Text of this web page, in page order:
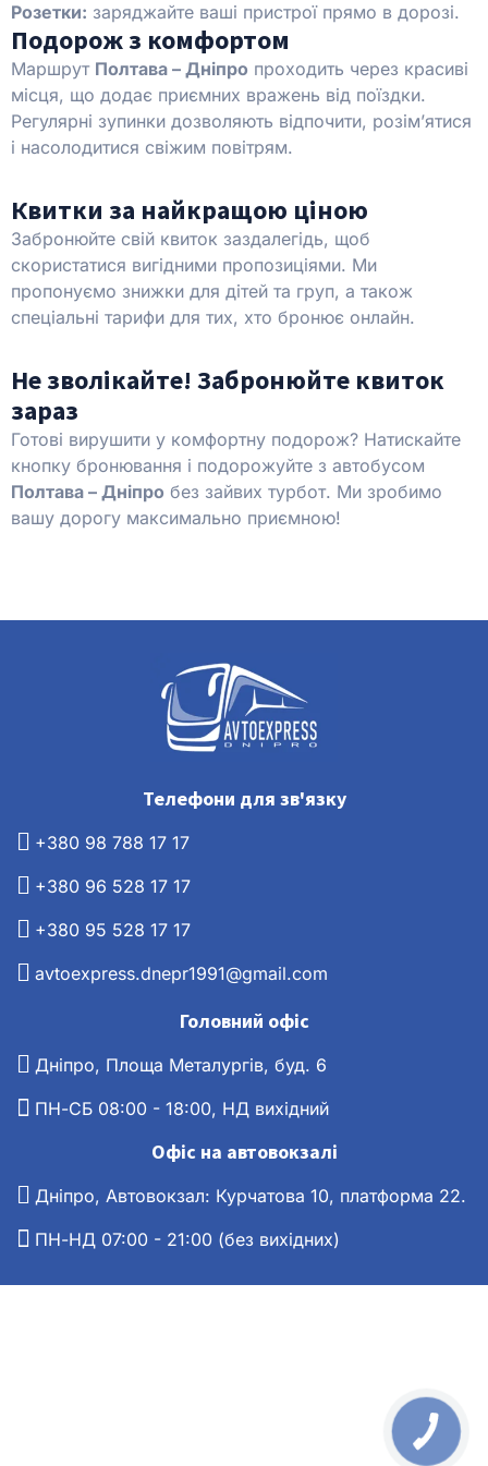
Розетки: заряджайте ваші пристрої прямо в дорозі.
Подорож з комфортом
Маршрут Полтава – Дніпро проходить через красиві
місця, що додає приємних вражень від поїздки.
Регулярні зупинки дозволяють відпочити, розім’ятися
і насолодитися свіжим повітрям.
Квитки за найкращою ціною
Забронюйте свій квиток заздалегідь, щоб
скористатися вигідними пропозиціями. Ми
пропонуємо знижки для дітей та груп, а також
спеціальні тарифи для тих, хто бронює онлайн.
Не зволікайте! Забронюйте квиток
зараз
Готові вирушити у комфортну подорож? Натискайте
кнопку бронювання і подорожуйте з автобусом
Полтава – Дніпро без зайвих турбот. Ми зробимо
вашу дорогу максимально приємною!
Телефони для зв'язку
+380 98 788 17 17
+380 96 528 17 17
+380 95 528 17 17
avtoexpress.dnepr1991@gmail.com
Головний офіс
Дніпро, Площа Металургів, буд. 6
ПН-СБ 08:00 - 18:00, НД вихідний
Офіс на автовокзалі
Дніпро, Автовокзал: Курчатова 10, платформа 22.
ПН-НД 07:00 - 21:00 (без вихідних)